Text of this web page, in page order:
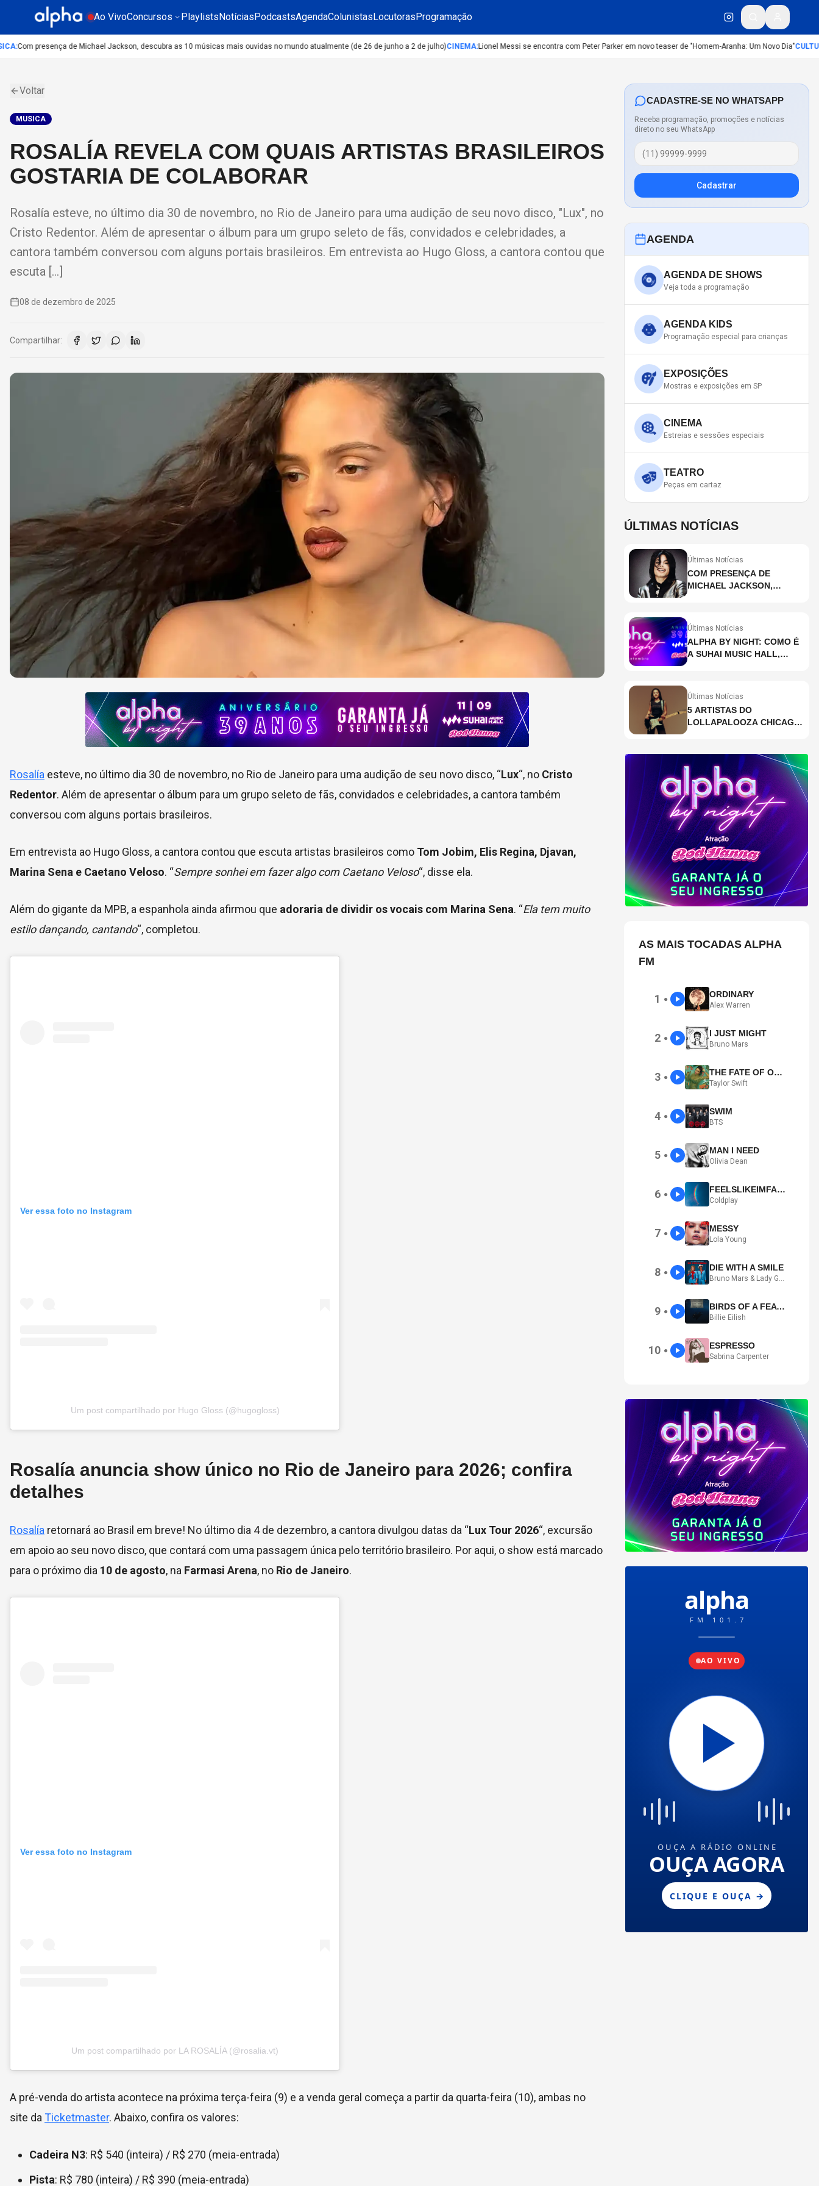
Ao VivoConcursos PlaylistsNotíciasPodcastsAgendaColunistasLocutorasProgramação
:Com presença de Michael Jackson, descubra as 10 músicas mais ouvidas no mundo atualmente (de 26 de junho a 2 de julho)CINEMA:Lionel Messi se encontra com Peter Parker em novo teaser de "Homem-Aranha: Um Novo Dia"CULTURA
Voltar
MUSICA
ROSALÍA REVELA COM QUAIS ARTISTAS BRASILEIROS
GOSTARIA DE COLABORAR
Rosalía esteve, no último dia 30 de novembro, no Rio de Janeiro para uma audição de seu novo disco, "Lux", no
Cristo Redentor. Além de apresentar o álbum para um grupo seleto de fãs, convidados e celebridades, a
cantora também conversou com alguns portais brasileiros. Em entrevista ao Hugo Gloss, a cantora contou que
escuta […]
08 de dezembro de 2025
Compartilhar:
Rosalía esteve, no último dia 30 de novembro, no Rio de Janeiro para uma audição de seu novo disco, “Lux“, no Cristo
Redentor. Além de apresentar o álbum para um grupo seleto de fãs, convidados e celebridades, a cantora também
conversou com alguns portais brasileiros.
Em entrevista ao Hugo Gloss, a cantora contou que escuta artistas brasileiros como Tom Jobim, Elis Regina, Djavan,
Marina Sena e Caetano Veloso. “Sempre sonhei em fazer algo com Caetano Veloso“, disse ela.
Além do gigante da MPB, a espanhola ainda afirmou que adoraria de dividir os vocais com Marina Sena. “Ela tem muito
estilo dançando, cantando“, completou.
Ver essa foto no Instagram
Um post compartilhado por Hugo Gloss (@hugogloss)
Rosalía anuncia show único no Rio de Janeiro para 2026; confira
detalhes
Rosalía retornará ao Brasil em breve! No último dia 4 de dezembro, a cantora divulgou datas da “Lux Tour 2026“, excursão
em apoio ao seu novo disco, que contará com uma passagem única pelo território brasileiro. Por aqui, o show está marcado
para o próximo dia 10 de agosto, na Farmasi Arena, no Rio de Janeiro.
Ver essa foto no Instagram
Um post compartilhado por LA ROSALÍA (@rosalia.vt)
A pré-venda do artista acontece na próxima terça-feira (9) e a venda geral começa a partir da quarta-feira (10), ambas no
site da Ticketmaster. Abaixo, confira os valores:
Cadeira N3: R$ 540 (inteira) / R$ 270 (meia-entrada)
Pista: R$ 780 (inteira) / R$ 390 (meia-entrada)
CADASTRE-SE NO WHATSAPP
Receba programação, promoções e notícias
direto no seu WhatsApp
Cadastrar
AGENDA
AGENDA DE SHOWS
Veja toda a programação
AGENDA KIDS
Programação especial para crianças
EXPOSIÇÕES
Mostras e exposições em SP
CINEMA
Estreias e sessões especiais
TEATRO
Peças em cartaz
ÚLTIMAS NOTÍCIAS
Últimas Notícias
COM PRESENÇA DE
MICHAEL JACKSON,
ATUALMENTE (DE 26 DE
Últimas Notícias
ALPHA BY NIGHT: COMO É
A SUHAI MUSIC HALL,
PAULO?
Últimas Notícias
5 ARTISTAS DO
LOLLAPALOOZA CHICAGO
AS MAIS TOCADAS ALPHA
FM
1 ● ORDINARY
Alex Warren
2 ● I JUST MIGHT
Bruno Mars
3 ● THE FATE OF OPHELIA
Taylor Swift
4 ● SWIM
BTS
5 ● MAN I NEED
Olivia Dean
6 ● FEELSLIKEIMFALLINGINLOVE
Coldplay
7 ● MESSY
Lola Young
8 ● DIE WITH A SMILE
Bruno Mars & Lady Gaga
9 ● BIRDS OF A FEATHER
Billie Eilish
10 ● ESPRESSO
Sabrina Carpenter